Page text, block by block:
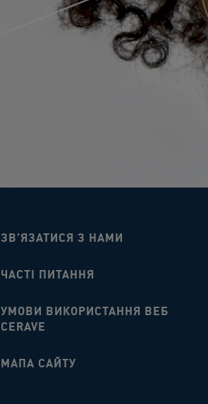
ЗВ’ЯЗАТИСЯ З НАМИ​
ЧАСТІ ПИТАННЯ​
УМОВИ ВИКОРИСТАННЯ ВЕБ
CERAVE
МАПА САЙТУ​